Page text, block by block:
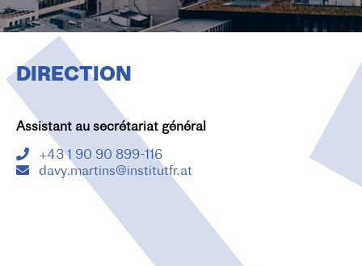
A
O
DIRECTION
Assistant au secrétariat général
+43 1 90 90 899-116
davy.martins@institutfr.at